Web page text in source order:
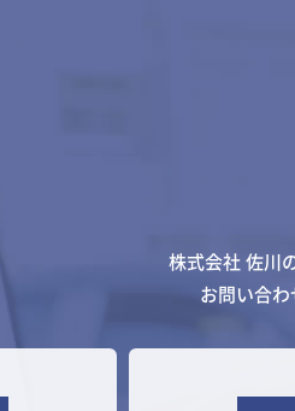
株式会社 佐川
お問い合